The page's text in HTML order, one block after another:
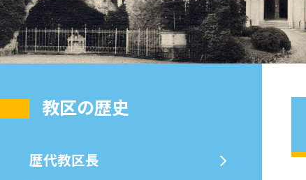
教区の歴史
歴代教区⻑